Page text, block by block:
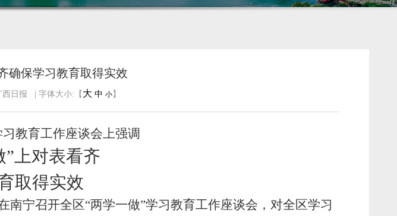
确保学习教育取得实效
日报 | 字体大小:【 大 中 小 】
教育工作座谈会上强调
”上对表看齐
取得实效
南宁召开全区“两学一做”学习教育工作座谈会，对全区学习